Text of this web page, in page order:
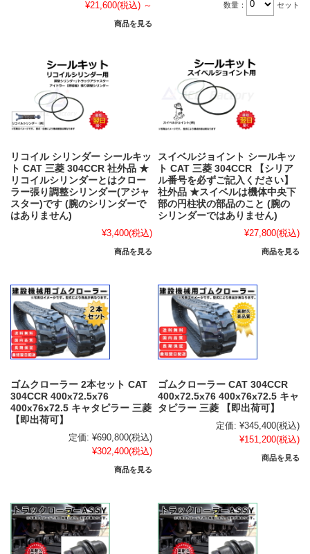
¥21,600(税込) ～
商品を見る
数量： セット
リコイル シリンダー シールキッ
ト CAT 三菱 304CCR 社外品 ★
リコイルシリンダーとはクロー
ラー張り調整シリンダー(アジャ
スター)です (腕のシリンダーで
はありません)
¥3,400(税込)
商品を見る
スイベルジョイント シールキッ
ト CAT 三菱 304CCR 【シリア
ル番号を必ずご記入ください】
社外品 ★スイベルは機体中央下
部の円柱状の部品のこと (腕の
シリンダーではありません)
¥27,800(税込)
商品を見る
ゴムクローラー 2本セット CAT
304CCR 400x72.5x76
400x76x72.5 キャタピラー 三菱
【即出荷可】
定価: ¥690,800(税込)
¥302,400(税込)
商品を見る
ゴムクローラー CAT 304CCR
400x72.5x76 400x76x72.5 キャ
タピラー 三菱 【即出荷可】
定価: ¥345,400(税込)
¥151,200(税込)
商品を見る